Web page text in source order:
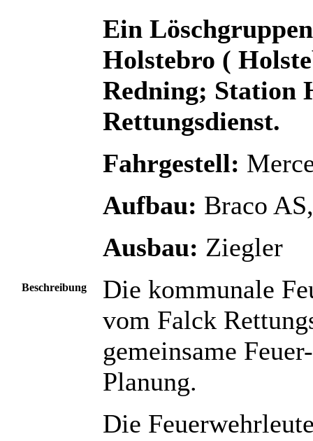
Beschreibung
Ein
Holstebro (
Redning; Station
Rettungsdienst.
Fahrgestell:
Aufbau: Braco
Ausbau: Ziegler
Die kommunale
vom Falck
gemeinsame
Planung.
Die